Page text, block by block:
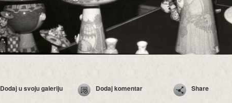
Dodaj u svoju galeriju Dodaj komentar Share